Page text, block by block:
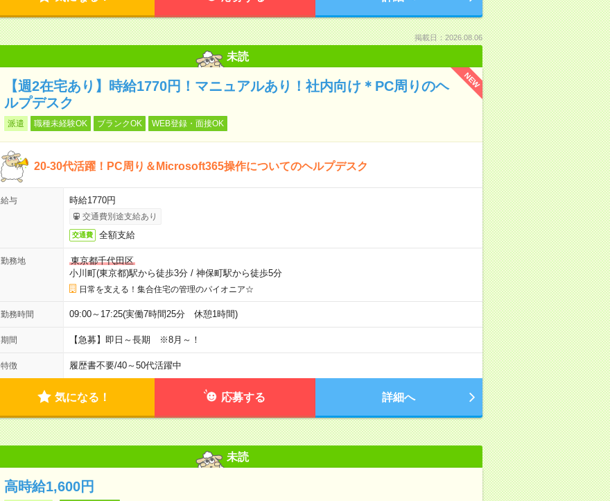
掲載日：2026.08.06
未読
NEW
【週2在宅あり】時給1770円！マニュアルあり！社内向け＊PC周りのヘ
ルプデスク
派遣 職種未経験OK ブランクOK WEB登録・面接OK
20-30代活躍！PC周り＆Microsoft365操作についてのヘルプデスク
給与 時給1770円
交通費別途支給あり
交通費 全額支給
勤務地
東京都千代田区
小川町(東京都)駅から徒歩3分/ 神保町駅から徒歩5分
日常を支える！集合住宅の管理のパイオニア☆
勤務時間 09:00～17:25(実働7時間25分 休憩1時間)
期間 【急募】即日～長期 ※8月～！
特徴 履歴書不要/40～50代活躍中
気になる！ 応募する 詳細へ
未読
高時給1,600円